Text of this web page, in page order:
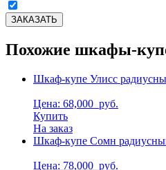
Похожие шкафы-
Шкаф-купе Улисс
Цена: 68,000 руб.
Купить
На заказ
Шкаф-купе Сомн
Цена: 78,000 руб.